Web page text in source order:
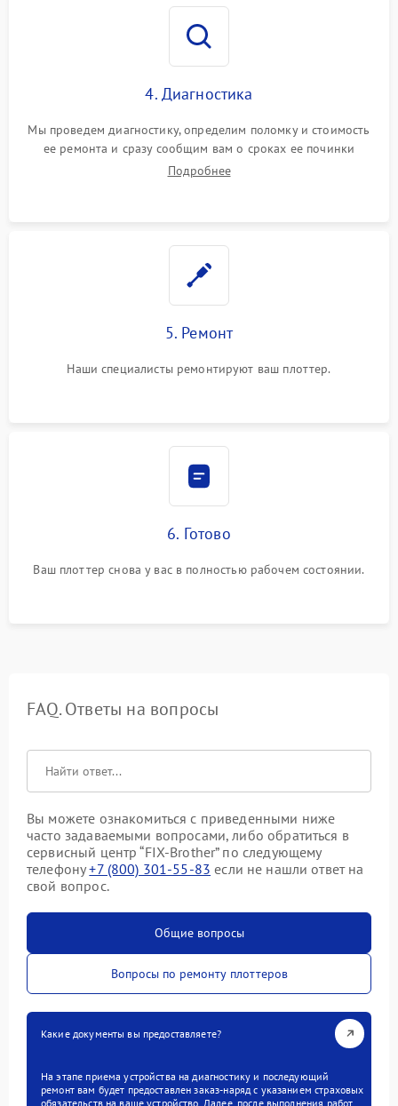
4. Диагностика
Мы проведем диагностику, определим поломку и стоимость
ее ремонта и сразу сообщим вам о сроках ее починки
Подробнее
5. Ремонт
Наши специалисты ремонтируют ваш плоттер.
6. Готово
Ваш плоттер снова у вас в полностью рабочем состоянии.
FAQ. Ответы на вопросы
Вы можете ознакомиться с приведенными ниже
часто задаваемыми вопросами, либо обратиться в
сервисный центр “FIX-Brother” по следующему
телефону+7 (800) 301-55-83 если не нашли ответ на
свой вопрос.
Общие вопросы
Вопросы по ремонту плоттеров
Какие документы вы предоставляете?
На этапе приема устройства на диагностику и последующий
ремонт вам будет предоставлен заказ-наряд с указанием страховых
обязательств на ваше устройство. Далее, после выполнения работ